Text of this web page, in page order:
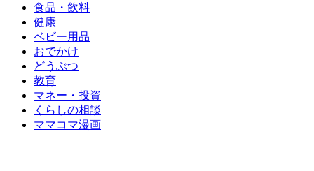
食品・飲料
健康
ベビー用品
おでかけ
どうぶつ
教育
マネー・投資
くらしの相談
ママコマ漫画